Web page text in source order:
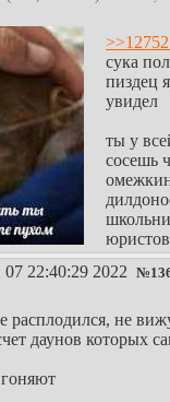
сука
пиздец
увидел
ты у
сосешь
22:40:29 2022 №
расплодился, не
даунов которых
гоняют